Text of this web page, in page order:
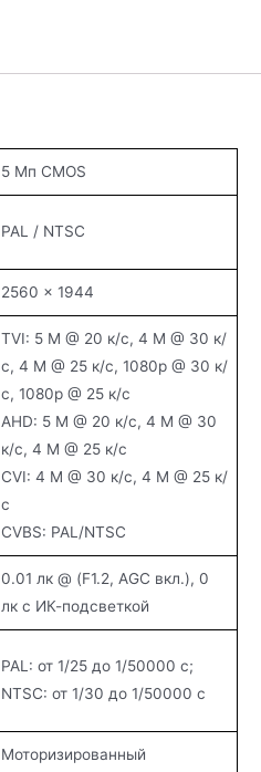
5 Мп CMOS
PAL / NTSC
2560 × 1944
TVI: 5 M @ 20 к/с, 4 M @ 30 к/
с, 4 M @ 25 к/с, 1080p @ 30 к/
с, 1080p @ 25 к/с
AHD: 5 M @ 20 к/с, 4 M @ 30
к/с, 4 M @ 25 к/с
CVI: 4 M @ 30 к/с, 4 M @ 25 к/
с
CVBS: PAL/NTSC
0.01 лк @ (F1.2, AGC вкл.), 0
лк с ИК-подсветкой
PAL: от 1/25 до 1/50000 с;
NTSC: от 1/30 до 1/50000 с
Моторизированный